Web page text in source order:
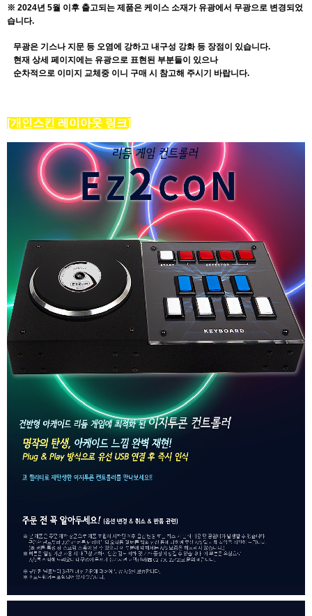
※ 2024년 5월 이후 출고되는 제품은 케이스 소재가 유광에서 무광으로 변경되었
습니다.
무광은 기스나 지문 등 오염에 강하고 내구성 강화 등 장점이 있습니다.
현재 상세 페이지에는 유광으로 표현된 부분들이 있으나
순차적으로 이미지 교체중 이니 구매 시 참고해 주시기 바랍니다.
[개인스킨 레이아웃 링크]